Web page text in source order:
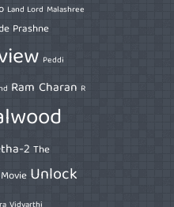
Land Lord Malashree
Prashne
Peddi
Ram Charan R
2 The
Unlock